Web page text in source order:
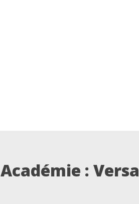
Académie :